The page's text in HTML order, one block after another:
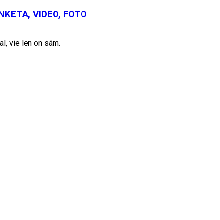
VIDEO, FOTO
vie len on sám.